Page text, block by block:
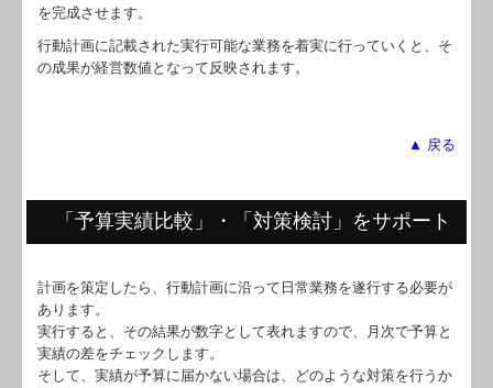
を完成させます。
行動計画に記載された実行可能な業務を着実に行っていくと、そ
の成果が経営数値となって反映されます。
▲ 戻る
「予算実績比較」・「対策検討」をサポート
計画を策定したら、行動計画に沿って日常業務を遂行する必要が
あります。
実行すると、その結果が数字として表れますので、月次で予算と
実績の差をチェックします。
そして、実績が予算に届かない場合は、どのような対策を行うか